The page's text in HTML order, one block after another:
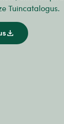
Tuincatalogus.
download